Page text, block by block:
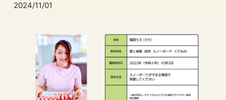
2024/11/01